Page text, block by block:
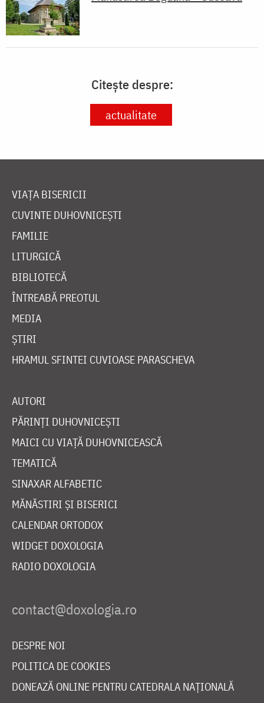
Citește despre:
actualitate
VIAȚA BISERICII
CUVINTE DUHOVNICEȘTI
FAMILIE
LITURGICĂ
BIBLIOTECĂ
ÎNTREABĂ PREOTUL
MEDIA
ȘTIRI
HRAMUL SFINTEI CUVIOASE PARASCHEVA
AUTORI
PĂRINȚI DUHOVNICEȘTI
MAICI CU VIAȚĂ DUHOVNICEASCĂ
TEMATICĂ
SINAXAR ALFABETIC
MĂNĂSTIRI ȘI BISERICI
CALENDAR ORTODOX
WIDGET DOXOLOGIA
RADIO DOXOLOGIA
DESPRE NOI
POLITICA DE COOKIES
DONEAZĂ ONLINE PENTRU CATEDRALA NAȚIONALĂ